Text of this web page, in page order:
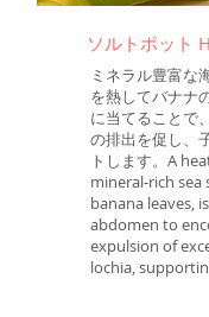
ソルトポット
ミネラル豊富な
を熱してバナナ
に当てることで
の排出を促し、
トします。A
mineral‑rich
banana leaves,
abdomen to
expulsion of
lochia,